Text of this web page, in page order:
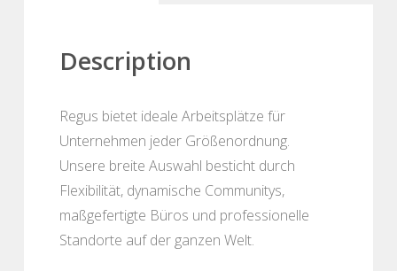
Description
Regus bietet ideale Arbeitsplätze für
Unternehmen jeder Größenordnung.
Unsere breite Auswahl besticht durch
Flexibilität, dynamische Communitys,
maßgefertigte Büros und professionelle
Standorte auf der ganzen Welt.